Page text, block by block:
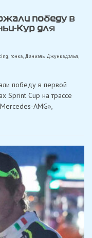
победу в
Кур для
, гонка, Даниэль Джункадэлья
победу в первой
Sprint Cup на трассе
AMG»,